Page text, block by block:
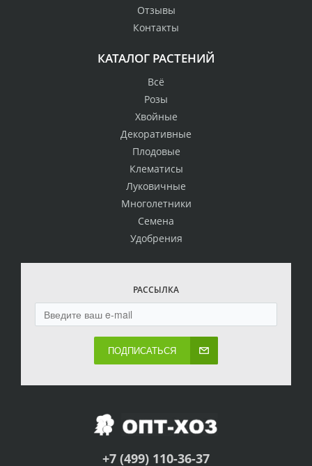
Отзывы
Контакты
КАТАЛОГ РАСТЕНИЙ
Всё
Розы
Хвойные
Декоративные
Плодовые
Клематисы
Луковичные
Многолетники
Семена
Удобрения
РАССЫЛКА
ПОДПИСАТЬСЯ
+7 (499) 110-36-37